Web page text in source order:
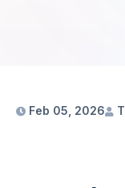
Feb 05, 2026